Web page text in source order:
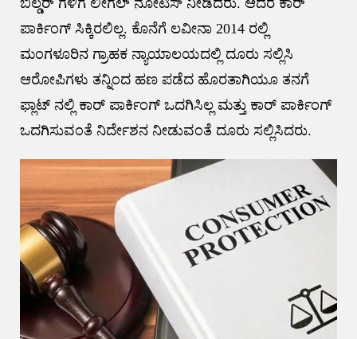
ಬಿಲ್ಡರ್ ಗಳಿಗೆ ಲೀಗಲ್ ನೋಟಿಸ್ ನೀಡಿದರು. ಆದರೆ ಕಾರ್
ಪಾರ್ಕಿಂಗ್ ಸಿಕ್ಕಿರಲಿಲ್ಲ. ಕೊನೆಗೆ ಲವೀನಾ 2014 ರಲ್ಲಿ
ಮಂಗಳೂರಿನ ಗ್ರಾಹಕ ನ್ಯಾಯಾಲಯದಲ್ಲಿ ದೂರು ಸಲ್ಲಿಸಿ
ಆರೋಪಿಗಳು ತನ್ನಿಂದ ಹಣ ಪಡೆದ ಹೊರತಾಗಿಯೂ ತನಗೆ
ಫ್ಲಾಟ್ ನಲ್ಲಿ ಕಾರ್ ಪಾರ್ಕಿಂಗ್ ಒದಗಿಸಿಲ್ಲ ಮತ್ತು ಕಾರ್ ಪಾರ್ಕಿಂಗ್
ಒದಗಿಸುವಂತೆ ನಿರ್ದೇಶನ ನೀಡುವಂತೆ ದೂರು ಸಲ್ಲಿಸಿದರು.